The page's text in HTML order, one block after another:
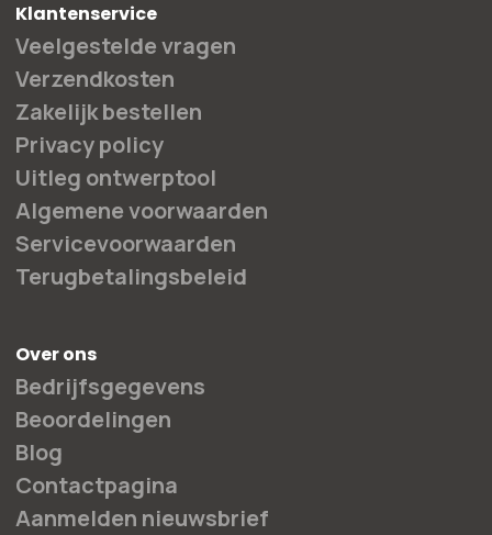
Klantenservice
Veelgestelde vragen
Verzendkosten
Zakelijk bestellen
Privacy policy
Uitleg ontwerptool
Algemene voorwaarden
Servicevoorwaarden
Terugbetalingsbeleid
Over ons
Bedrijfsgegevens
Beoordelingen
Blog
Contactpagina
Aanmelden nieuwsbrief